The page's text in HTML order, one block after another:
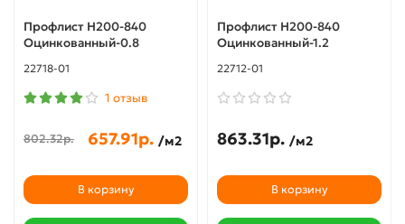
Профлист Н200-840
Оцинкованный-0.8
22718-01
1 отзыв
802.32р. 657.91р. /м2
В корзину
Профлист Н200-840
Оцинкованный-1.2
22712-01
863.31р. /м2
В корзину